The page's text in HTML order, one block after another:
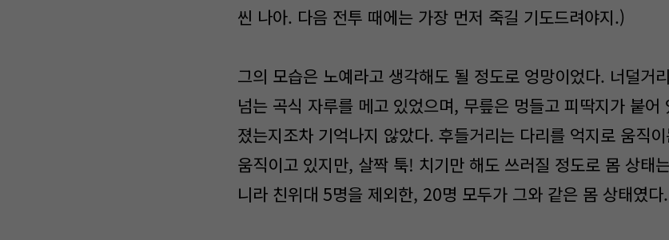
씬 나아. 다음 전투 때에는 가장 먼저 죽길 기도드려야지.)
그의 모습은 노예라고 생각해도 될 정도로 엉망이었다. 너덜거
넘는 곡식 자루를 메고 있었으며, 무릎은 멍들고 피딱지가 붙어
졌는지조차 기억나지 않았다. 후들거리는 다리를 억지로 움직
움직이고 있지만, 살짝 툭! 치기만 해도 쓰러질 정도로 몸 상태
니라 친위대 5명을 제외한, 20명 모두가 그와 같은 몸 상태였다.